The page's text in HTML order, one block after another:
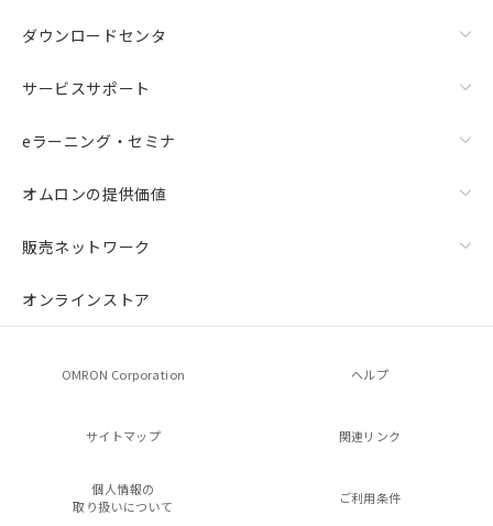
ダウンロードセンタ
サービスサポート
eラーニング・セミナ
オムロンの提供価値
販売ネットワーク
オンラインストア
OMRON Corporation ヘルプ
サイトマップ 関連リンク
個人情報の
取り扱いについて
ご利用条件